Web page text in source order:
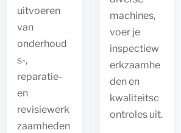
uitvoeren
van
onderhoud
s-,
reparatie-
en
revisiewerk
zaamheden
machines,
voer je
inspectiew
erkzaamhe
den en
kwaliteitsc
ontroles uit.